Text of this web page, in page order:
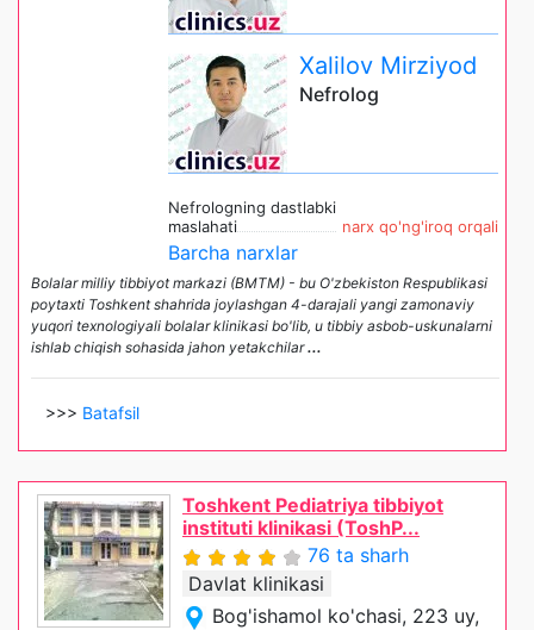
Xalilov Mirziyod
Nefrolog
Nefrologning dastlabki
maslahati
narx qo'ng'iroq orqali
Barcha narxlar
Bolalar milliy tibbiyot markazi (BMTM) - bu O'zbekiston Respublikasi
poytaxti Toshkent shahrida joylashgan 4-darajali yangi zamonaviy
yuqori texnologiyali bolalar klinikasi bo'lib, u tibbiy asbob-uskunalarni
ishlab chiqish sohasida jahon yetakchilar...
>>> Batafsil
Toshkent Pediatriya tibbiyot
instituti klinikasi (ToshP...
76 ta sharh
Davlat klinikasi
Bog'ishamol ko'chasi, 223 uy,